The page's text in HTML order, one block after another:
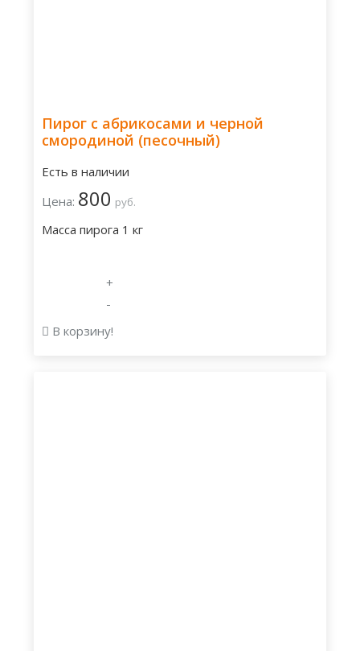
Пирог с абрикосами и черной
смородиной (песочный)
Есть в наличии
Цена: 800 руб.
Масса пирога 1 кг
+
-
В корзину!